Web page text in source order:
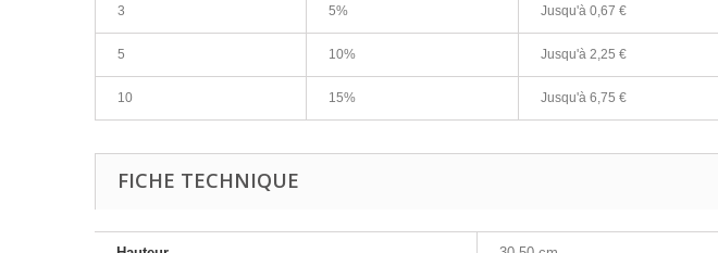
3 5% Jusqu'à 0,67 €
5 10% Jusqu'à 2,25 €
10 15% Jusqu'à 6,75 €
FICHE TECHNIQUE